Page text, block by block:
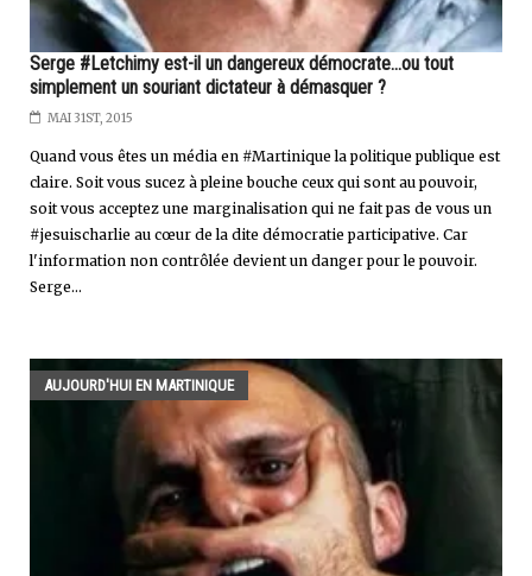
Serge #Letchimy est-il un dangereux démocrate...ou tout
simplement un souriant dictateur à démasquer ?
MAI 31ST, 2015
Quand vous êtes un média en #Martinique la politique publique est
claire. Soit vous sucez à pleine bouche ceux qui sont au pouvoir,
soit vous acceptez une marginalisation qui ne fait pas de vous un
#jesuischarlie au cœur de la dite démocratie participative. Car
l'information non contrôlée devient un danger pour le pouvoir.
Serge...
AUJOURD'HUI EN MARTINIQUE